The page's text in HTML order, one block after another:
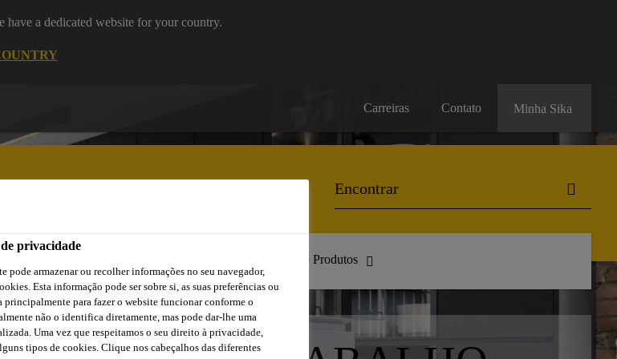
a dedicated website for your country.
Carreiras Contato Minha Sika
Catálogo de Produtos
privacidade
pode armazenar ou recolher informações no seu navegador,
Esta informação pode ser sobre si, as suas preferências ou
para fazer o website funcionar conforme o
não o identifica diretamente, mas pode dar-lhe uma
Uma vez que respeitamos o seu direito à privacidade,
tipos de cookies. Clique nos cabeçalhos das diferentes